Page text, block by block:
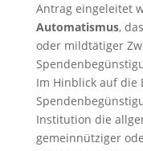
Antrag eingeleitet
Automatismus,
oder mildtätiger
Im Hinblick auf die
Institution die
gemeinnütziger